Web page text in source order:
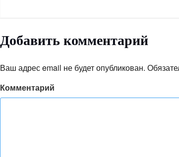
Добавить комментарий
Ваш адрес email не будет опубликован.
Комментарий